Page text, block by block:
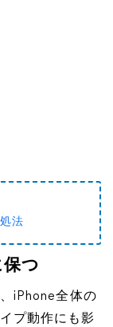
法
つ
iPhone全体の
プ動作にも影